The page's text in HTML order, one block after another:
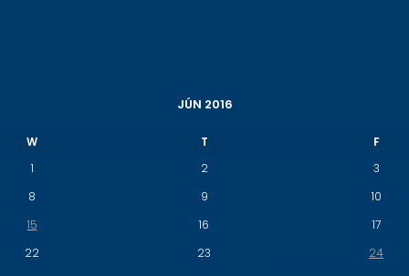
JÚN 2016
W T F
1
2 3
8 9 10
15 16 17
22 23 24